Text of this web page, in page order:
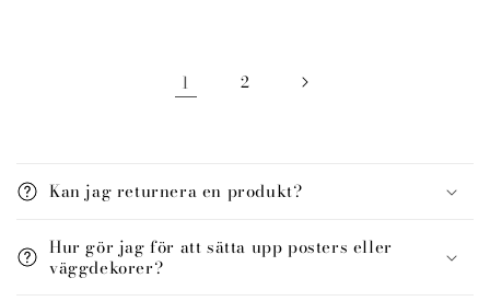
1 2
n
n
h
Kan jag returnera en produkt?
Hur gör jag för att sätta upp posters eller
väggdekorer?